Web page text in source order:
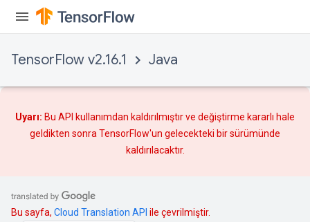
TensorFlow v2.16.1 Java
Uyarı: Bu API kullanımdan kaldırılmıştır ve değiştirme kararlı hale
geldikten sonra TensorFlow'un gelecekteki bir sürümünde
kaldırılacaktır.
Bu sayfa, Cloud Translation API ile çevrilmiştir.